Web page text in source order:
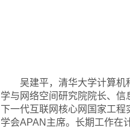
吴建平，清华大学计算
学与网络空间研究院院长、信
下一代互联网核心网国家工
学会APAN主席。长期工作在